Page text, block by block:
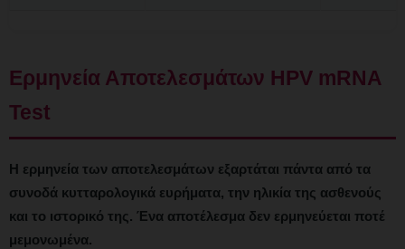
Ερμηνεία Αποτελεσμάτων HPV mRNA
Test
Η ερμηνεία των αποτελεσμάτων εξαρτάται πάντα από τα
συνοδά κυτταρολογικά ευρήματα, την ηλικία της ασθενούς
και το ιστορικό της. Ένα αποτέλεσμα δεν ερμηνεύεται ποτέ
μεμονωμένα.